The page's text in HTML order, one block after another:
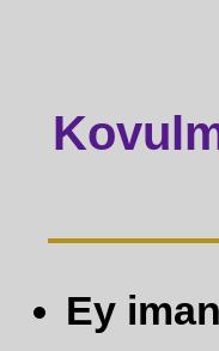
Ey